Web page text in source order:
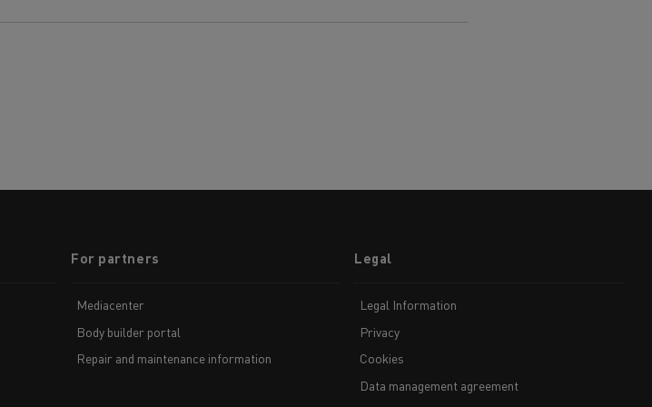
For partners
Mediacenter
Body builder portal
Repair and maintenance information
Legal
Legal Information
Privacy
Cookies
Data management agreement